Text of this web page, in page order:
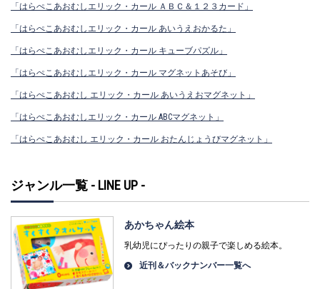
「はらぺこあおむしエリック・カール ＡＢＣ＆１２３カード」
「はらぺこあおむしエリック・カール あいうえおかるた」
「はらぺこあおむしエリック・カール キューブパズル」
「はらぺこあおむしエリック・カール マグネットあそび」
「はらぺこあおむし エリック・カール あいうえおマグネット」
「はらぺこあおむしエリック・カール ABCマグネット」
「はらぺこあおむし エリック・カール おたんじょうびマグネット」
ジャンル一覧 - LINE UP -
あかちゃん絵本
乳幼児にぴったりの親子で楽しめる絵本。
近刊＆バックナンバー一覧へ